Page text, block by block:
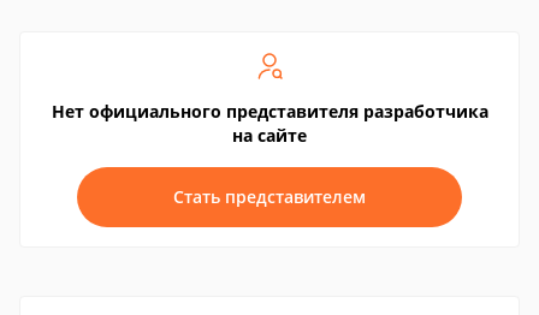
Нет официального представителя разработчика
на сайте
Стать представителем